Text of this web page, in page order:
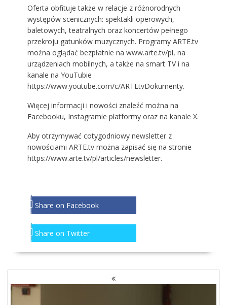
Oferta obfituje także w relacje z różnorodnych
występów scenicznych: spektakli operowych,
baletowych, teatralnych oraz koncertów pełnego
przekroju gatunków muzycznych. Programy ARTE.tv
można oglądać bezpłatnie na www.arte.tv/pl, na
urządzeniach mobilnych, a także na smart TV i na
kanale na YouTubie
https://www.youtube.com/c/ARTEtvDokumenty.
Więcej informacji i nowości znaleźć można na
Facebooku, Instagramie platformy oraz na kanale X.
Aby otrzymywać cotygodniowy newsletter z
nowościami ARTE.tv można zapisać się na stronie
https://www.arte.tv/pl/articles/newsletter.
Share on Facebook
Share on Twitter
NAWIGACJA
PO
WPISACH